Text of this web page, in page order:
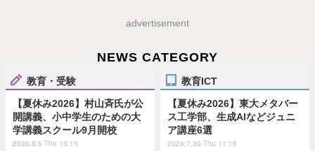
advertisement
NEWS CATEGORY
教育・受験
【夏休み2026】村山斉氏が公
開講義、小中学生のための大
学講義スクール9月開校
2026.8.6 Thu 19:15
教育ICT
【夏休み2026】東大メタバー
ス工学部、生成AIなどジュニ
ア講座6選
2026.7.30 Thu 11:15